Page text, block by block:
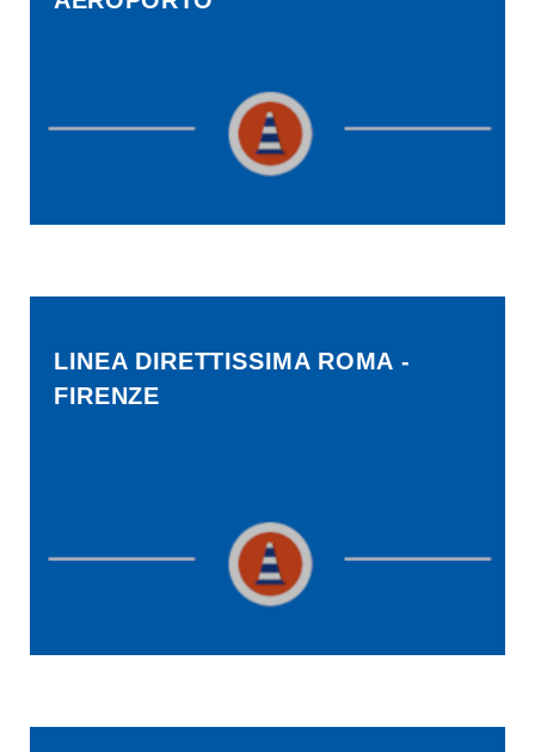
LINEA DIRETTISSIMA ROMA -
FIRENZE